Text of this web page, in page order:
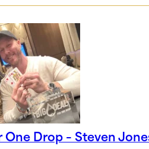
One Drop – Steven